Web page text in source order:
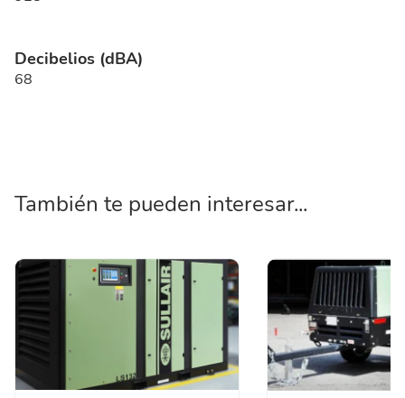
Decibelios (dBA)
68
También te pueden interesar...